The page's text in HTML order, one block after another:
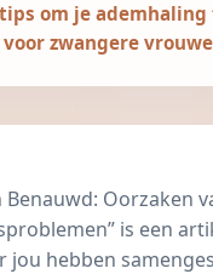
om je ademhaling
zwangere
Benauwd: Oorzaken
is een
jou hebben